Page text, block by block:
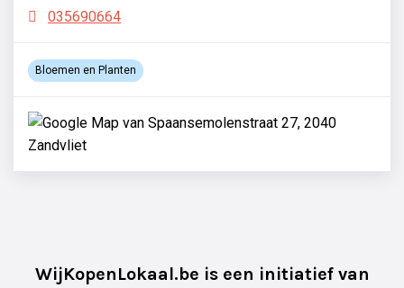
035690664
Bloemen en Planten
WijKopenLokaal.be is een initiatief van